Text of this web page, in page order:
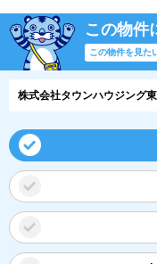
この物件
この物件を見た
株式会社タウンハウジング